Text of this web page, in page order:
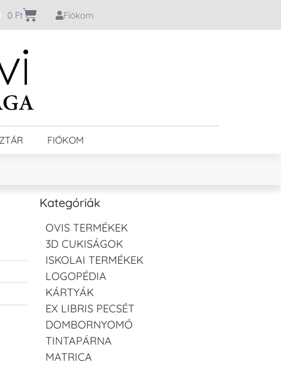
0 Ft Fiókom
FIÓKOM
Kategóriák
OVIS TERMÉKEK
3D CUKISÁGOK
ISKOLAI TERMÉKEK
LOGOPÉDIA
KÁRTYÁK
EX LIBRIS PECSÉT
DOMBORNYOMÓ
TINTAPÁRNA
MATRICA